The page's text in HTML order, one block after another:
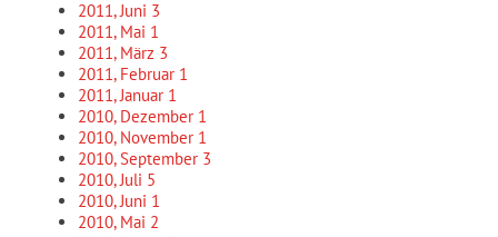
2011, Juni 3
2011, Mai 1
2011, März 3
2011, Februar 1
2011, Januar 1
2010, Dezember 1
2010, November 1
2010, September 3
2010, Juli 5
2010, Juni 1
2010, Mai 2